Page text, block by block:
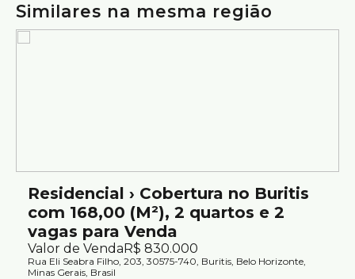
Estrutura do Prédio / Condomínio:
com nossos consultores.
Similares na mesma região
Residencial › Cobertura no Buritis
com 168,00 (M²), 2 quartos e 2
vagas para Venda
R$ 830.000
Valor de Venda
Rua Eli Seabra Filho, 203, 30575-740, Buritis, Belo Horizonte,
Minas Gerais, Brasil